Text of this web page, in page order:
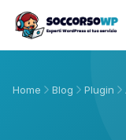
Home Blog Plugin